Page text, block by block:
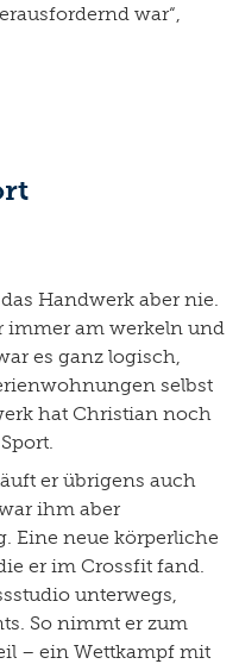
war“,
Handwerk aber nie.
immer am werkeln und
es ganz logisch,
selbst
hat Christian noch
er übrigens auch
ihm aber
Eine neue körperliche
er im Crossfit fand.
unterwegs,
So nimmt er zum
– ein Wettkampf mit